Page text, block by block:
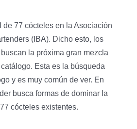
de 77 cócteles en la Asociación
(IBA). Dicho esto, los
la próxima gran mezcla
Esta es la búsqueda
y es muy común de ver. En
busca formas de dominar la
cócteles existentes.